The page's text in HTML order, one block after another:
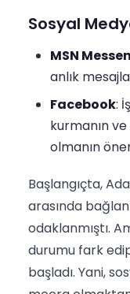
Sosyal
MSN
anlık
Facebook:
kurmanın
olmanın
Başlangıçta,
arasında
odaklanmıştı.
durumu fark
başladı. Yani,